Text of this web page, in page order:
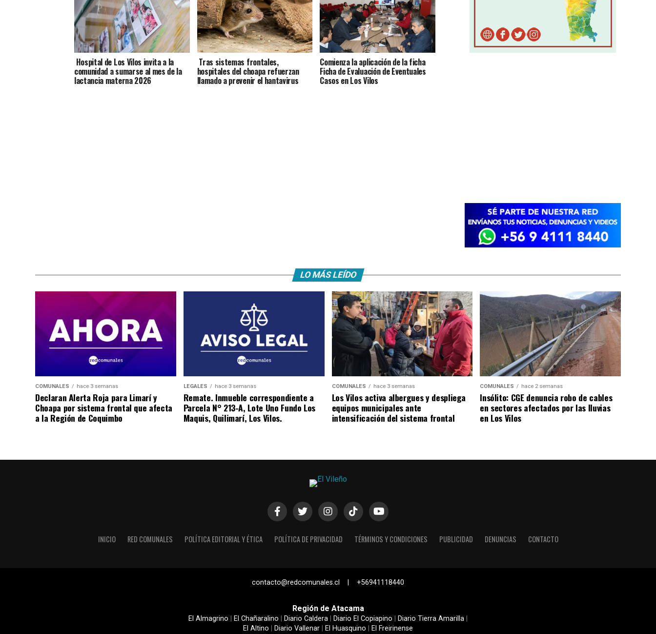
Hospital de Los Vilos invita a la
comunidad a sumarse al mes de la
lactancia materna 2026
Tras sistemas frontales,
hospitales del choapa refuerzan
llamado a prevenir el hantavirus
Comienza la aplicación de la ficha
Ficha de Evaluación de Eventuales
Casos en Los Vilos
LO MÁS LEÍDO
COMUNALES hace 3 semanas
Declaran Alerta Roja para Limarí y
Choapa por sistema frontal que afecta
a la Región de Coquimbo
LEGALES hace 3 semanas
Remate. Inmueble correspondiente a
Parcela N° 213-A, Lote Uno Fundo Los
Maquis, Quilimarí, Los Vilos.
COMUNALES hace 3 semanas
Los Vilos activa albergues y despliega
equipos municipales ante
intensificación del sistema frontal
COMUNALES hace 2 semanas
Insólito: CGE denuncia robo de cables
en sectores afectados por las lluvias
en Los Vilos
INICIO RED COMUNALES POLÍTICA EDITORIAL Y ÉTICA POLÍTICA DE PRIVACIDAD TÉRMINOS Y CONDICIONES PUBLICIDAD DENUNCIAS CONTACTO
contacto@redcomunales.cl | +56941118440
Región de Atacama
El Almagrino El Chañaralino Diario Caldera Diario El Copiapino Diario Tierra Amarilla
El Altino
Diario Vallenar El Huasquino El Freirinense